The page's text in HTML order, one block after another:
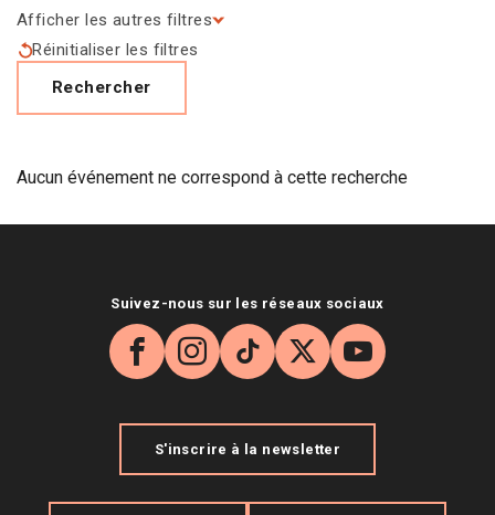
Afficher les autres filtres
Réinitialiser les filtres
Rechercher
Aucun événement ne correspond à cette recherche
Suivez-nous sur les réseaux sociaux
Facebook
Instagram
TikTok
X YouTube
S'inscrire à la newsletter